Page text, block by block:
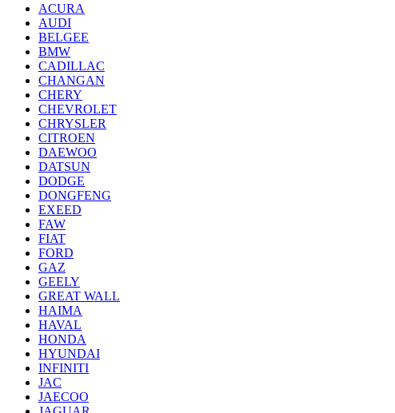
ACURA
AUDI
BELGEE
BMW
CADILLAC
CHANGAN
CHERY
CHEVROLET
CHRYSLER
CITROEN
DAEWOO
DATSUN
DODGE
DONGFENG
EXEED
FAW
FIAT
FORD
GAZ
GEELY
GREAT WALL
HAIMA
HAVAL
HONDA
HYUNDAI
INFINITI
JAC
JAECOO